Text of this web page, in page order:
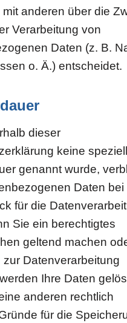
anderen über die
Verarbeitung von
Daten (z. B.
o. Ä.) entscheidet.
dieser
keine
genannt wurde,
Daten bei
für die
Sie ein berechtigtes
geltend machen
zur Datenverarbeitung
Ihre Daten
anderen rechtlich
für die